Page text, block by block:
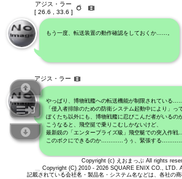
Copyright (c) えおまっぷ All rights
Copyright (C) 2010 - 2026 SQUARE ENIX CO., LTD.
記載されている会社名・製品名・システム名などは、各社の商
アジス・ラー
[ 26.6 , 33.6 ]
もう一度、転送装置の動作確認をしておくか……。
アジス・ラー
やっぱり、博物戦艦への転送機能が制限されている……
「侵入者排除のための防衛システム起動中により」
ぼくたち以外にも、博物戦艦に忍びこんだ者がいるの
こうなると、飛空挺で乗りこむしかないけど、
最新鋭の「エンタープライズ級」飛空艇での突入作
このボクにできるのか…………うぅ、緊張する…………
アジス・ラー